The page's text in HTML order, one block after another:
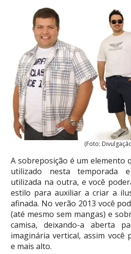
(Foto:
A sobreposição é um elemento
utilizado nesta temporada
utilizada na outra, e você
estilo para auxiliar a criar a
afinada. No verão 2013 você
(até mesmo sem mangas) e
camisa, deixando-a aberta
imaginária vertical, assim você
e mais alto.